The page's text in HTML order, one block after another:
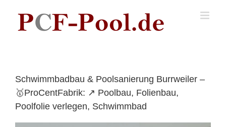
content
Schwimmbadbau & Poolsanierung Burrweiler –
🥇ProCentFabrik: ↗️ Poolbau, Folienbau,
Poolfolie verlegen, Schwimmbad